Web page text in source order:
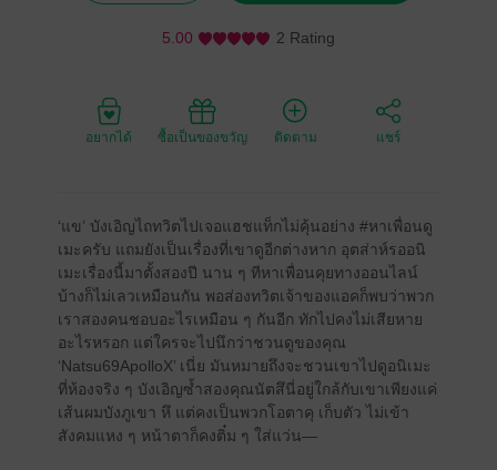
5.00 2 Rating
อยากได้ ซื้อเป็นของขวัญ ติดตาม แชร์
‘แข’ บังเอิญไถทวิตไปเจอแฮชแท็กไม่คุ้นอย่าง #หาเพื่อนดู
เมะครับ แถมยังเป็นเรื่องที่เขาดูอีกต่างหาก อุตส่าห์รออนิ
เมะเรื่องนี้มาตั้งสองปี นาน ๆ ทีหาเพื่อนคุยทางออนไลน์
บ้างก็ไม่เลวเหมือนกัน พอส่องทวิตเจ้าของแอคก็พบว่าพวก
เราสองคนชอบอะไรเหมือน ๆ กันอีก ทักไปคงไม่เสียหาย
อะไรหรอก แต่ใครจะไปนึกว่าชวนดูของคุณ
‘Natsu69ApolloX’ เนี่ย มันหมายถึงจะชวนเขาไปดูอนิเมะ
ที่ห้องจริง ๆ บังเอิญซ้ำสองคุณนัตสึนี่อยู่ใกล้กับเขาเพียงแค่
เส้นผมบังภูเขา หึ แต่คงเป็นพวกโอตาคุ เก็บตัว ไม่เข้า
สังคมแหง ๆ หน้าตาก็คงติ๋ม ๆ ใส่แว่น—